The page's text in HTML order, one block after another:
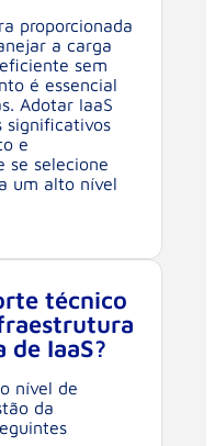
proporcionada
a carga
sem
é essencial
Adotar IaaS
significativos
e
se selecione
um alto nível
técnico
IaaS?
nível de
da